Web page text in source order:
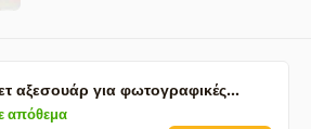
αξεσουάρ για φωτογραφικές…
απόθεμα